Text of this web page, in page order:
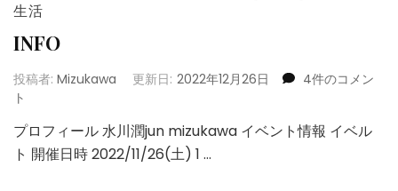
生活
INFO
投稿者: Mizukawa 更新日: 2022年12月26日
INFO
4件のコメン
ト
プロフィール 水川潤jun mizukawa イベント情報 イベル
ト 開催日時 2022/11/26(土) 1 …